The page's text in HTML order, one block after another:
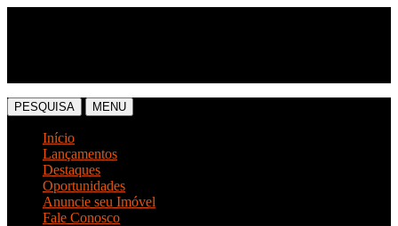
PESQUISA MENU
Início
Lançamentos
Destaques
Oportunidades
Anuncie seu Imóvel
Fale Conosco